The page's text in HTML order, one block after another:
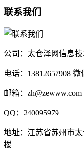
联系我们
公司：太仓泽网信息技
电话：13812657908 微
邮箱：zh@zewww.com
QQ：240095979
地址：江苏省苏州市
楼